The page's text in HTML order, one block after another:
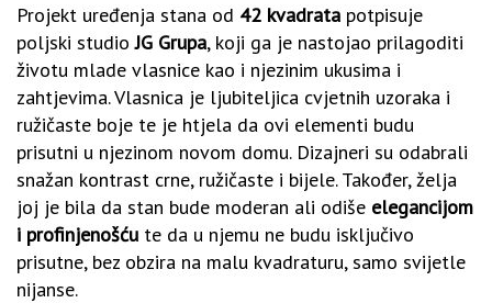
Projekt uređenja stana od 42 kvadrata potpisuje
poljski studioJG Grupa, koji ga je nastojao prilagoditi
životu mlade vlasnice kao i njezinim ukusima i
zahtjevima. Vlasnica je ljubiteljica cvjetnih uzoraka i
ružičaste boje te je htjela da ovi elementi budu
prisutni u njezinom novom domu. Dizajneri su odabrali
snažan kontrast crne, ružičaste i bijele. Također, želja
joj je bila da stan bude moderan ali odiše elegancijom
i profinjenošću te da u njemu ne budu isključivo
prisutne, bez obzira na malu kvadraturu, samo svijetle
nijanse.